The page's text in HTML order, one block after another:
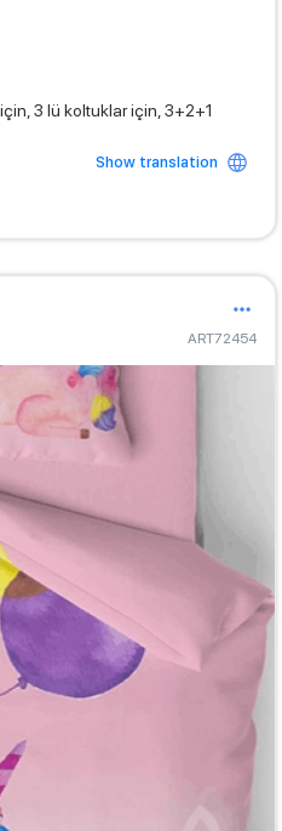
3 lü koltuklar için, 3+2+1
Show translation
ART72454